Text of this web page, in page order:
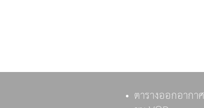
ตารางออกอากาศ